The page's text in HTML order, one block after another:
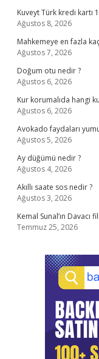
Kuveyt Türk kredi kartı
Ağustos 8, 2026
Mahkemeye en fazla
Ağustos 7, 2026
Doğum otu nedir ?
Ağustos 6, 2026
Kur korumalıda hangi
Ağustos 6, 2026
Avokado faydaları
Ağustos 5, 2026
Ay düğümü nedir ?
Ağustos 4, 2026
Akıllı saate sos nedir ?
Ağustos 3, 2026
Kemal Sunal’ın
Temmuz 25, 2026